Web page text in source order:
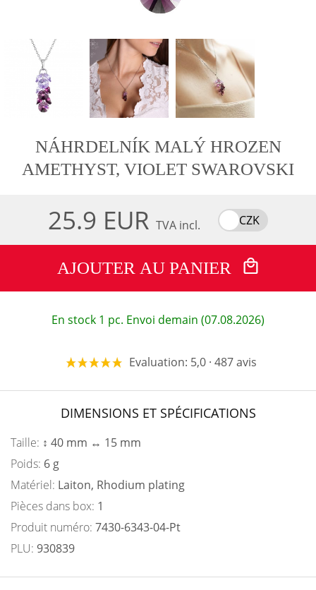
NÁHRDELNÍK MALÝ HROZEN
AMETHYST, VIOLET SWAROVSKI
25.9 EUR TVA incl. CZK
AJOUTER AU PANIER
En stock 1 pc. Envoi demain (07.08.2026)
Evaluation: 5,0 · 487 avis
DIMENSIONS ET SPÉCIFICATIONS
Taille: ↕ 40 mm ↔ 15 mm
Poids: 6 g
Matériel: Laiton, Rhodium plating
Pièces dans box: 1
Produit numéro: 7430-6343-04-Pt
PLU: 930839